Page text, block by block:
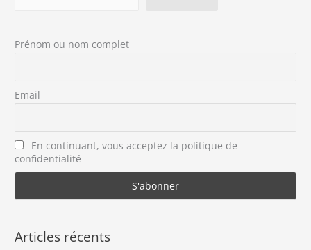
Prénom ou nom complet
Email
En continuant, vous acceptez la politique de
confidentialité
Articles récents